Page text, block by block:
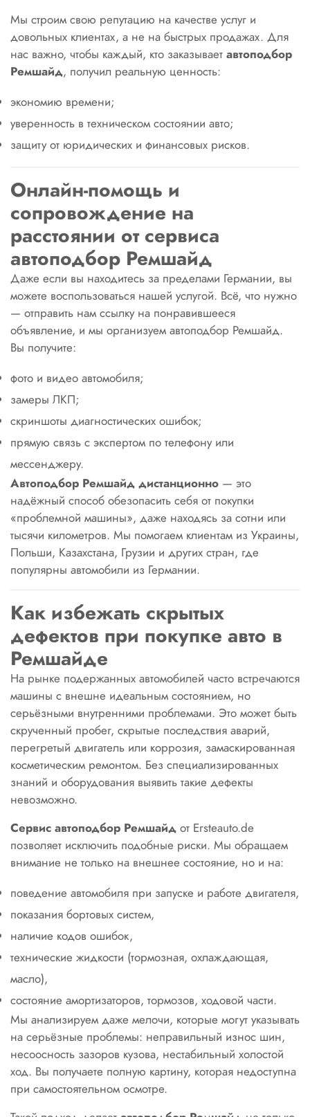
Мы строим свою репутацию на качестве услуг и
довольных клиентах, а не на быстрых продажах. Для
нас важно, чтобы каждый, кто заказывает автоподбор
Ремшайд, получил реальную ценность:
экономию времени;
уверенность в техническом состоянии авто;
защиту от юридических и финансовых рисков.
Онлайн-помощь и
сопровождение на
расстоянии от сервиса
автоподбор Ремшайд
Даже если вы находитесь за пределами Германии, вы
можете воспользоваться нашей услугой. Всё, что нужно
— отправить нам ссылку на понравившееся
объявление, и мы организуем автоподбор Ремшайд.
Вы получите:
фото и видео автомобиля;
замеры ЛКП;
скриншоты диагностических ошибок;
прямую связь с экспертом по телефону или
мессенджеру.
Автоподбор Ремшайд дистанционно — это
надёжный способ обезопасить себя от покупки
«проблемной машины», даже находясь за сотни или
тысячи километров. Мы помогаем клиентам из Украины,
Польши, Казахстана, Грузии и других стран, где
популярны автомобили из Германии.
Как избежать скрытых
дефектов при покупке авто в
Ремшайде
На рынке подержанных автомобилей часто встречаются
машины с внешне идеальным состоянием, но
серьёзными внутренними проблемами. Это может быть
скрученный пробег, скрытые последствия аварий,
перегретый двигатель или коррозия, замаскированная
косметическим ремонтом. Без специализированных
знаний и оборудования выявить такие дефекты
невозможно.
Сервис автоподбор Ремшайд от Ersteauto.de
позволяет исключить подобные риски. Мы обращаем
внимание не только на внешнее состояние, но и на:
поведение автомобиля при запуске и работе двигателя,
показания бортовых систем,
наличие кодов ошибок,
технические жидкости (тормозная, охлаждающая,
масло),
состояние амортизаторов, тормозов, ходовой части.
Мы анализируем даже мелочи, которые могут указывать
на серьёзные проблемы: неправильный износ шин,
несоосность зазоров кузова, нестабильный холостой
ход. Вы получаете полную картину, которая недоступна
при самостоятельном осмотре.